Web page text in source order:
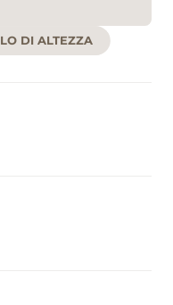
DI ALTEZZA